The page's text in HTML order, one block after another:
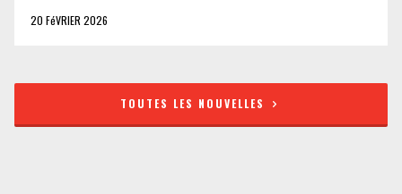
20 FéVRIER 2026
TOUTES LES NOUVELLES